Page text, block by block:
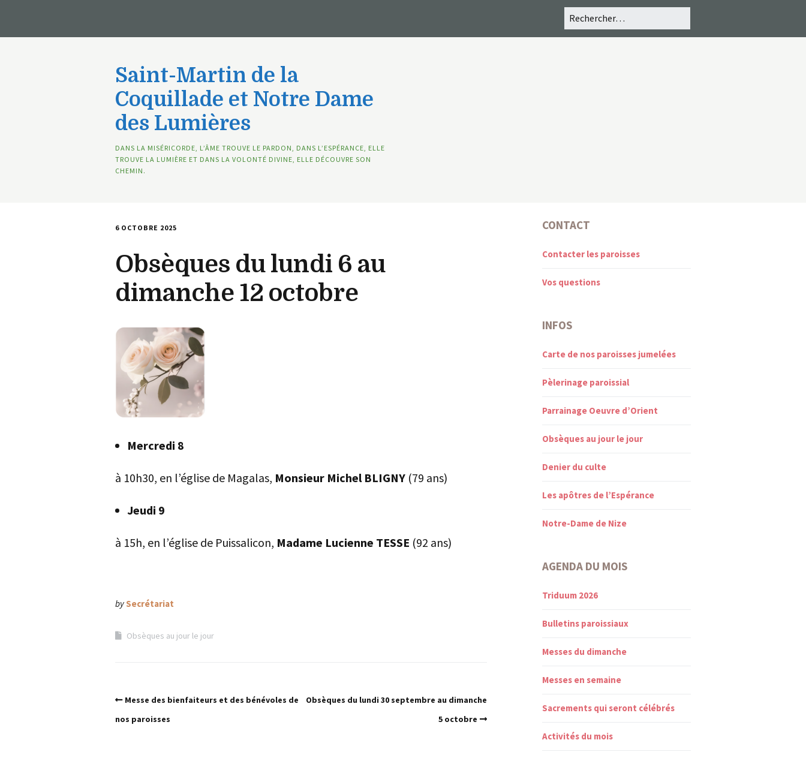
Saint-Martin de la
Coquillade et Notre Dame
des Lumières
DANS LA MISÉRICORDE, L’ÂME TROUVE LE PARDON, DANS L’ESPÉRANCE, ELLE
TROUVE LA LUMIÈRE ET DANS LA VOLONTÉ DIVINE, ELLE DÉCOUVRE SON
CHEMIN.
6 OCTOBRE 2025
Obsèques du lundi 6 au
dimanche 12 octobre
Mercredi 8
à 10h30, en l’église de Magalas, Monsieur Michel BLIGNY (79 ans)
Jeudi 9
à 15h, en l’église de Puissalicon, Madame Lucienne TESSE (92 ans)
bySecrétariat
Obsèques au jour le jour
Messe des bienfaiteurs et des bénévoles de
nos paroisses
Obsèques du lundi 30 septembre au dimanche
5 octobre
CONTACT
Contacter les paroisses
Vos questions
INFOS
Carte de nos paroisses jumelées
Pèlerinage paroissial
Parrainage Oeuvre d’Orient
Obsèques au jour le jour
Denier du culte
Les apôtres de l’Espérance
Notre-Dame de Nize
AGENDA DU MOIS
Triduum 2026
Bulletins paroissiaux
Messes du dimanche
Messes en semaine
Sacrements qui seront célébrés
Activités du mois